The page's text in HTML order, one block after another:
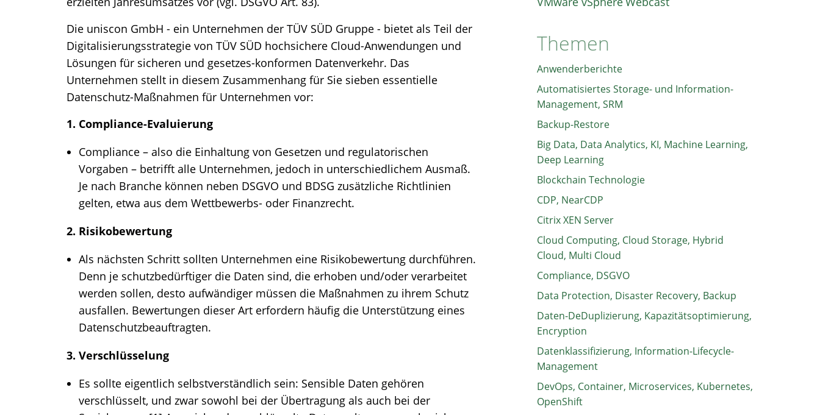
Die uniscon GmbH - ein Unternehmen der TÜV SÜD Gruppe - bietet als Teil der
Digitalisierungsstrategie von TÜV SÜD hochsichere Cloud-Anwendungen und
Lösungen für sicheren und gesetzes-konformen Datenverkehr. Das
Unternehmen stellt in diesem Zusammenhang für Sie sieben essentielle
Datenschutz-Maßnahmen für Unternehmen vor:
1. Compliance-Evaluierung
Compliance – also die Einhaltung von Gesetzen und regulatorischen
Vorgaben – betrifft alle Unternehmen, jedoch in unterschiedlichem Ausmaß.
Je nach Branche können neben DSGVO und BDSG zusätzliche Richtlinien
gelten, etwa aus dem Wettbewerbs- oder Finanzrecht.
2. Risikobewertung
Als nächsten Schritt sollten Unternehmen eine Risikobewertung durchführen.
Denn je schutzbedürftiger die Daten sind, die erhoben und/oder verarbeitet
werden sollen, desto aufwändiger müssen die Maßnahmen zu ihrem Schutz
ausfallen. Bewertungen dieser Art erfordern häufig die Unterstützung eines
Datenschutzbeauftragten.
3. Verschlüsselung
Es sollte eigentlich selbstverständlich sein: Sensible Daten gehören
verschlüsselt, und zwar sowohl bei der Übertragung als auch bei der
Themen
Anwenderberichte
Automatisiertes Storage- und Information-
Management, SRM
Backup-Restore
Big Data, Data Analytics, KI, Machine Learning,
Deep Learning
Blockchain Technologie
CDP, NearCDP
Citrix XEN Server
Cloud Computing, Cloud Storage, Hybrid
Cloud, Multi Cloud
Compliance, DSGVO
Data Protection, Disaster Recovery, Backup
Daten-DeDuplizierung, Kapazitätsoptimierung,
Encryption
Datenklassifizierung, Information-Lifecycle-
Management
DevOps, Container, Microservices, Kubernetes,
OpenShift